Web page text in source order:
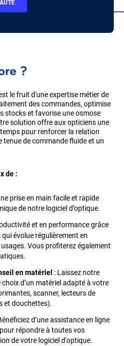
?
le fruit d'une expertise métier de
des commandes, optimise
stocks et favorise une osmose
solution offre aux opticiens une
pour renforcer la relation
de commande fluide et un
de :
prise en main facile et rapide
de notre logiciel d’optique.
et en performance grâce
évolue régulièrement en
Vous profiterez également
en matériel : Laissez notre
d’un matériel adapté à votre
scanner, lecteurs de
et douchettes).
d’une assistance en ligne
répondre à toutes vos
de votre logiciel d'optique.